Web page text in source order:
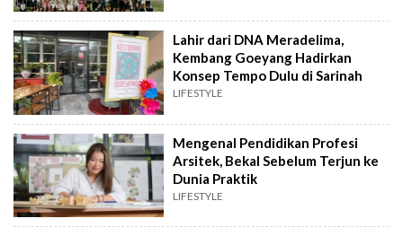
Lahir dari DNA Meradelima,
Kembang Goeyang Hadirkan
Konsep Tempo Dulu di Sarinah
LIFESTYLE
Mengenal Pendidikan Profesi
Arsitek, Bekal Sebelum Terjun ke
Dunia Praktik
LIFESTYLE